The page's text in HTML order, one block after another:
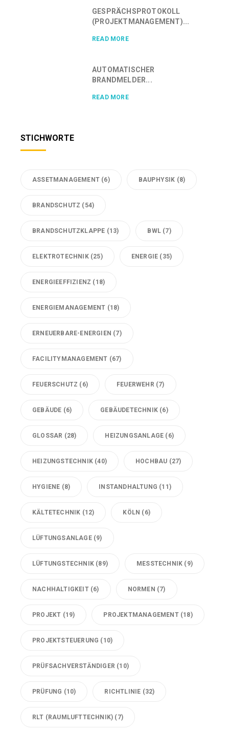
GESPRÄCHSPROTOKOLL
(PROJEKTMANAGEMENT)...
READ MORE
AUTOMATISCHER
BRANDMELDER...
READ MORE
STICHWORTE
ASSETMANAGEMENT (6) BAUPHYSIK (8)
BRANDSCHUTZ (54)
BRANDSCHUTZKLAPPE (13) BWL (7)
ELEKTROTECHNIK(25) ENERGIE (35)
ENERGIEEFFIZIENZ (18)
ENERGIEMANAGEMENT (18)
ERNEUERBARE-ENERGIEN (7)
FACILITYMANAGEMENT (67)
FEUERSCHUTZ (6) FEUERWEHR (7)
GEBÄUDE (6) GEBÄUDETECHNIK (6)
GLOSSAR (28) HEIZUNGSANLAGE (6)
HEIZUNGSTECHNIK (40) HOCHBAU (27)
HYGIENE (8) INSTANDHALTUNG (11)
KÄLTETECHNIK (12) KÖLN (6)
LÜFTUNGSANLAGE(9)
LÜFTUNGSTECHNIK (89) MESSTECHNIK (9)
NACHHALTIGKEIT(6) NORMEN (7)
PROJEKT (19) PROJEKTMANAGEMENT(18)
PROJEKTSTEUERUNG (10)
PRÜFSACHVERSTÄNDIGER (10)
PRÜFUNG (10) RICHTLINIE (32)
RLT (RAUMLUFTTECHNIK) (7)